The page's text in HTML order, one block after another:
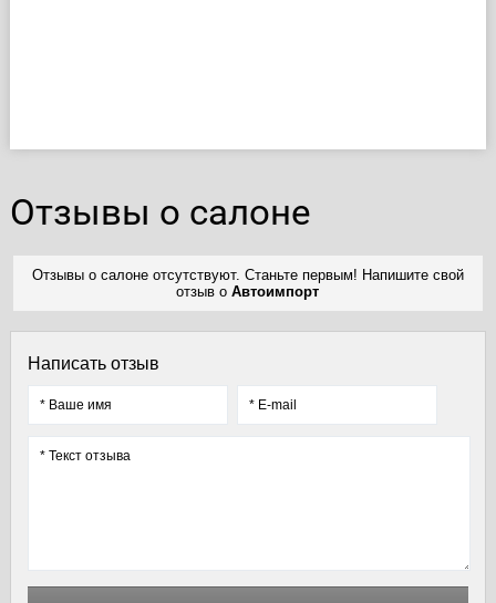
Отзывы о салоне
Отзывы о салоне отсутствуют. Станьте первым! Напишите свой
отзыв оАвтоимпорт
Написать отзыв